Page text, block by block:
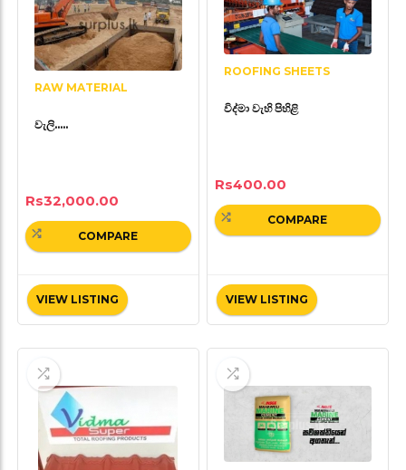
RAW MATERIAL
වැලි…..
Rs32,000.00
VIEW LISTING
COMPARE
ROOFING SHEETS
විද්මා වැහි පිහිළි
Rs400.00
VIEW LISTING
COMPARE